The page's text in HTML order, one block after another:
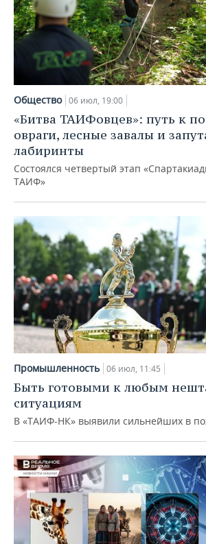
Общество 06 июл, 19:00
«Битва ТАИФовцев»: путь к
овраги, лесные завалы и
лабиринты
Состоялся четвертый этап
ТАИФ»
Промышленность 06 июл, 11:45
Быть готовыми к любым
ситуациям
В «ТАИФ-НК» выявили сильнейших в